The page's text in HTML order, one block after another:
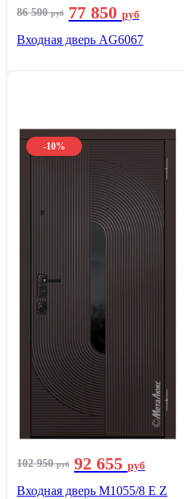
86 500руб 77 850 руб
Входная дверь AG6067
-10%
102 950руб 92 655 руб
Входная дверь М1055/8 Е Z